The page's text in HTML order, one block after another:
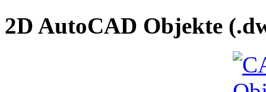
2D AutoCAD Objekte